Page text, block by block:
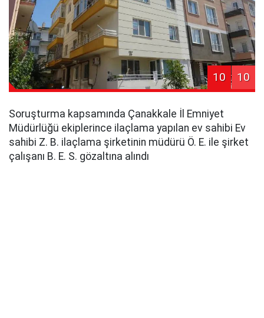
10 10
Soruşturma kapsamında Çanakkale İl Emniyet
Müdürlüğü ekiplerince ilaçlama yapılan ev sahibi Ev
sahibi Z. B. ilaçlama şirketinin müdürü Ö. E. ile şirket
çalışanı B. E. S. gözaltına alındı